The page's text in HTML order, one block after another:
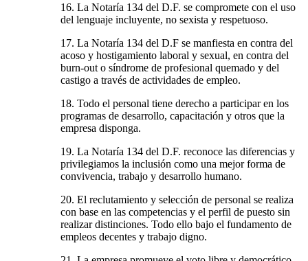
16. La Notaría 134 del D.F. se compromete con el uso
del lenguaje incluyente, no sexista y respetuoso.
17. La Notaría 134 del D.F se manfiesta en contra del
acoso y hostigamiento laboral y sexual, en contra del
burn-out o síndrome de profesional quemado y del
castigo a través de actividades de empleo.
18. Todo el personal tiene derecho a participar en los
programas de desarrollo, capacitación y otros que la
empresa disponga.
19. La Notaría 134 del D.F. reconoce las diferencias y
privilegiamos la inclusión como una mejor forma de
convivencia, trabajo y desarrollo humano.
20. El reclutamiento y selección de personal se realiza
con base en las competencias y el perfil de puesto sin
realizar distinciones. Todo ello bajo el fundamento de
empleos decentes y trabajo digno.